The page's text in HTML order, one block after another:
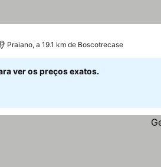
Praiano, a 19.1 km de Boscotrecase
ver os preços exatos.